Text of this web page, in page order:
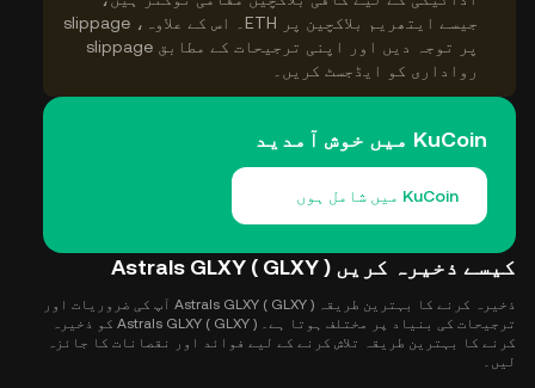
جیسے ایتھریم بلاکچین پر ETH۔ اس کے علاوہ، slippage
پر توجہ دیں اور اپنی ترجیحات کے مطابق slippage
رواداری کو ایڈجسٹ کریں۔
KuCoin میں خوش آمدید
KuCoin میں شامل ہوں
کیسے ذخیرہ کریں Astrals GLXY ( GLXY )
ذخیرہ کرنے کا بہترین طریقہ Astrals GLXY ( GLXY ) آپ کی ضروریات اور
ترجیحات کی بنیاد پر مختلف ہوتا ہے۔ Astrals GLXY ( GLXY ) کو ذخیرہ
کرنے کا بہترین طریقہ تلاش کرنے کے لیے فوائد اور نقصانات کا جائزہ
لیں۔